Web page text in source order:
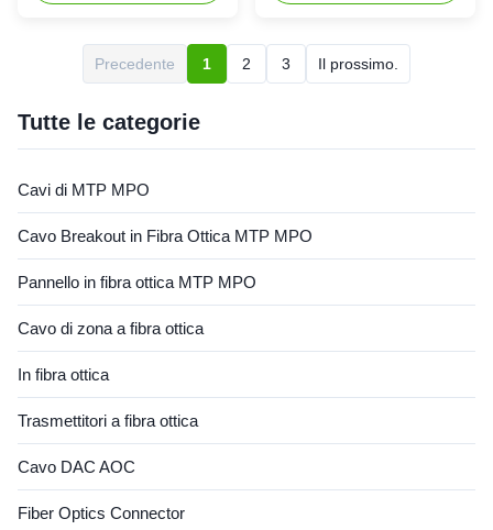
nastro ed a fibre bunchy
Sepoltura diretta ►Features
1.Made della plastica
vassoio di forma 2.Oval
assicura il ...
fornisce a 6 porti dell'entrata
Può accomodare fino a 6 12
vassoi della giuntura della
Precedente 1 2 3 Il prossimo.
Tutte le categorie
Cavi di MTP MPO
Cavo Breakout in Fibra Ottica MTP MPO
Pannello in fibra ottica MTP MPO
Cavo di zona a fibra ottica
In fibra ottica
Trasmettitori a fibra ottica
Cavo DAC AOC
Fiber Optics Connector